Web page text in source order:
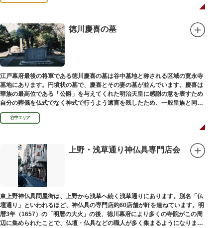
徳川慶喜の墓
江戸幕府最後の将軍である徳川慶喜の墓は谷中墓地と称される区域の寛永寺
墓地にあります。円墳状の墓で、慶喜とその妻の墓が並んでいます。慶喜は
華族の最高位である「公爵」を与えてくれた明治天皇に感謝の意を表すため
自分の葬儀を仏式でなく神式で行うよう遺言を残したため、一般皇族と同じ
ような円墳が建てられました。
谷中エリア
上野・浅草通り神仏具専門店会
東上野神仏具問屋街は、上野から浅草へ続く浅草通りにあります。別名「仏
壇通り」といわれるほど、神仏具の専門店約60店舗が軒を連ねています。明
暦3年（1657）の「明暦の大火」の後、徳川幕府により多くの寺院がこの周
辺に集められたことで、仏壇・仏具などの職人が多く集まるようになりまし